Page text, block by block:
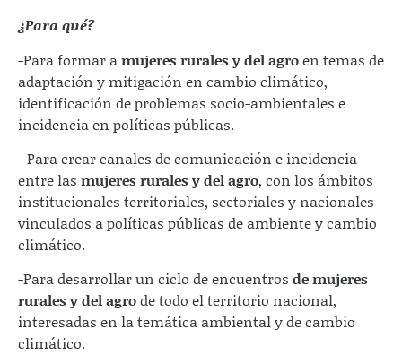
¿Para qué?
-Para formar a mujeres rurales y del agroen temas de
adaptación y mitigación en cambio climático,
identificación de problemas socio-ambientales e
incidencia en políticas públicas.
-Para crear canales de comunicación e incidencia
entre las mujeres rurales y del agro, con los ámbitos
institucionales territoriales, sectoriales y nacionales
vinculados a políticas públicas de ambiente y cambio
climático.
-Para desarrollar un ciclo de encuentros de mujeres
rurales y del agrode todo el territorio nacional,
interesadas en la temática ambiental y de cambio
climático.